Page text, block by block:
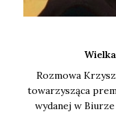
Roz­mo­wa
towa­rzy­szą­ca
wyda­nej w